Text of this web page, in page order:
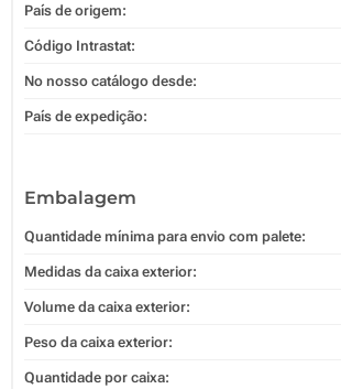
País de origem:
Código Intrastat:
No nosso catálogo desde:
País de expedição:
Embalagem
Quantidade mínima para envio com palete:
Medidas da caixa exterior:
Volume da caixa exterior:
Peso da caixa exterior:
Quantidade por caixa: